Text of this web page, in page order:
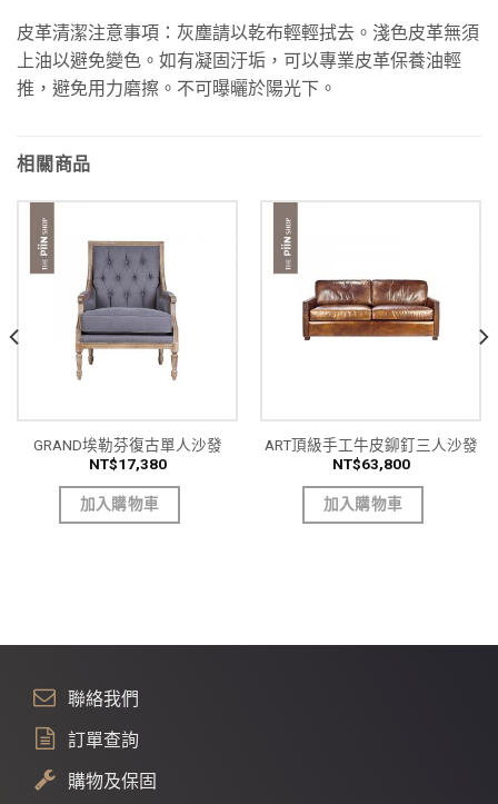
皮革清潔注意事項：灰塵請以乾布輕輕拭去。淺色皮革無須
上油以避免變色。如有凝固汙垢，可以專業皮革保養油輕
推，避免用力磨擦。不可曝曬於陽光下。
相關商品
GRAND埃勒芬復古單人沙發
NT$17,380
加入購物車
ART頂級手工牛皮鉚釘三人沙發
NT$63,800
加入購物車
聯絡我們
訂單查詢
購物及保固